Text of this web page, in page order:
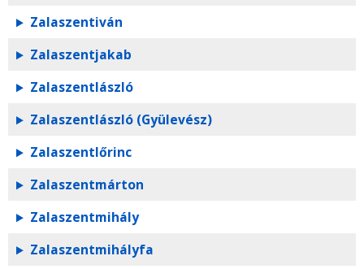
Zalaszentiván
Zalaszentjakab
Zalaszentlászló
Zalaszentlászló (Gyülevész)
Zalaszentlőrinc
Zalaszentmárton
Zalaszentmihály
Zalaszentmihályfa